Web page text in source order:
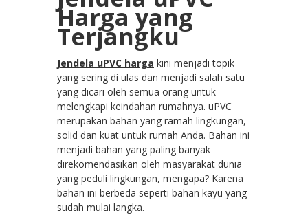
Harga yang
Terjangku
Jendela uPVC harga kini menjadi topik
yang sering di ulas dan menjadi salah satu
yang dicari oleh semua orang untuk
melengkapi keindahan rumahnya. uPVC
merupakan bahan yang ramah lingkungan,
solid dan kuat untuk rumah Anda. Bahan ini
menjadi bahan yang paling banyak
direkomendasikan oleh masyarakat dunia
yang peduli lingkungan, mengapa? Karena
bahan ini berbeda seperti bahan kayu yang
sudah mulai langka.